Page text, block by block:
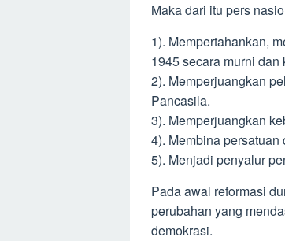
Maka dari itu pers
1). Mempertahankan,
1945 secara murni dan
2). Memperjuangkan
Pancasila.
3). Memperjuangkan
4). Membina persatuan
5). Menjadi penyalur
Pada awal reformasi
perubahan yang
demokrasi.